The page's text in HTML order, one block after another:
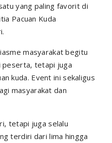
yang paling favorit di
Pacuan Kuda
masyarakat begitu
peserta, tetapi juga
kuda. Event ini sekaligus
masyarakat dan
tetapi juga selalu
terdiri dari lima hingga